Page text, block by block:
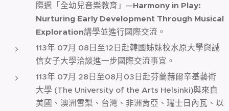
際週「全幼兒音樂教育」—Harmony in Play:
Nurturing Early Development Through Musical
Exploration講學並進行國際交流。
113年 07月 08日至12日赴韓國姊妹校水原大學與誠
信女子大學洽談進一步國際交流事宜。
113年 07月 28日至08月03日赴芬蘭赫爾辛基藝術
大學 (The University of the Arts Helsinki)與來自
美國、澳洲雪梨、台灣、非洲肯亞、瑞士日內瓦、以